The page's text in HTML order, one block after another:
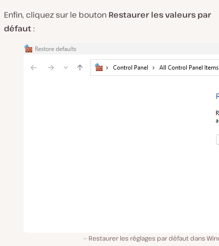
Enfin, cliquez sur le bouton Restaurer les valeurs par
défaut:
Restaurer les réglages par défaut dans